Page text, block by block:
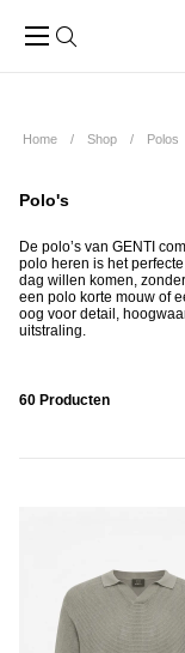
Home Shop Polos
Polo's
De polo’s van GENTI
polo heren is het
dag willen komen,
een polo korte mouw of
oog voor detail,
uitstraling.
60 Producten